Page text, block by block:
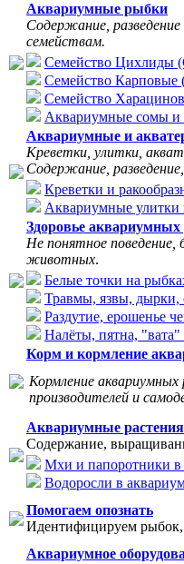
Аквариумные рыбки
Содержание,
семействам.
Семейство Цихлиды
Семейство Карповые
Семейство
Аквариумные сомы
Аквариумные и
Креветки, улитки,
Содержание,
Креветки и
Аквариумные улитки
Здоровье
Не понятное
животных.
Белые точки на
Травмы, язвы, дырки,
Раздутие, ерошенье
Налёты, пятна,
Корм и кормление
Кормление
производителей и
Аквариумные
Содержание,
Мхи и папоротники в
Водоросли в
Помогаем опознать
Идентифицируем рыбок,
Аквариумное